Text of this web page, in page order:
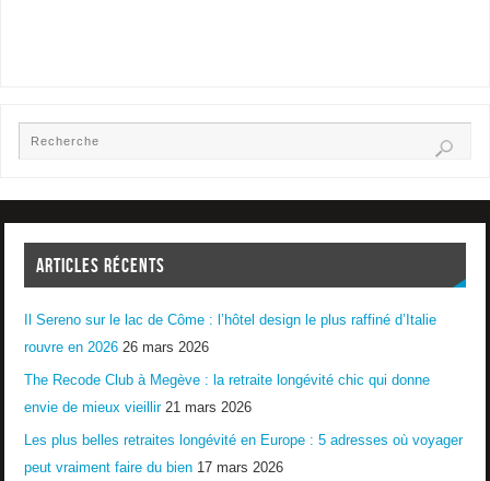
ARTICLES RÉCENTS
Il Sereno sur le lac de Côme : l’hôtel design le plus raffiné d’Italie
rouvre en 2026 26 mars 2026
The Recode Club à Megève : la retraite longévité chic qui donne
envie de mieux vieillir 21 mars 2026
Les plus belles retraites longévité en Europe : 5 adresses où voyager
peut vraiment faire du bien 17 mars 2026